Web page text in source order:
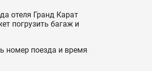
отеля Гранд Карат
погрузить багаж и
номер поезда и время